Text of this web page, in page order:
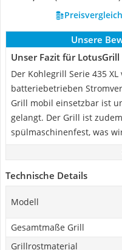
Unsere
Unser Fazit für
Der Kohlegrill Serie 435
batteriebetrieben
Grill mobil einsetzbar ist
gelangt. Der Grill ist
spülmaschinenfest, was
Technische Details
Modell
Gesamtmaße Grill
Grillrostmaterial